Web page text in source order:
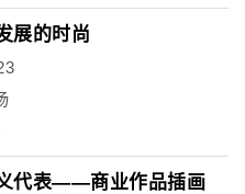
展的时尚
代表——商业作品插画